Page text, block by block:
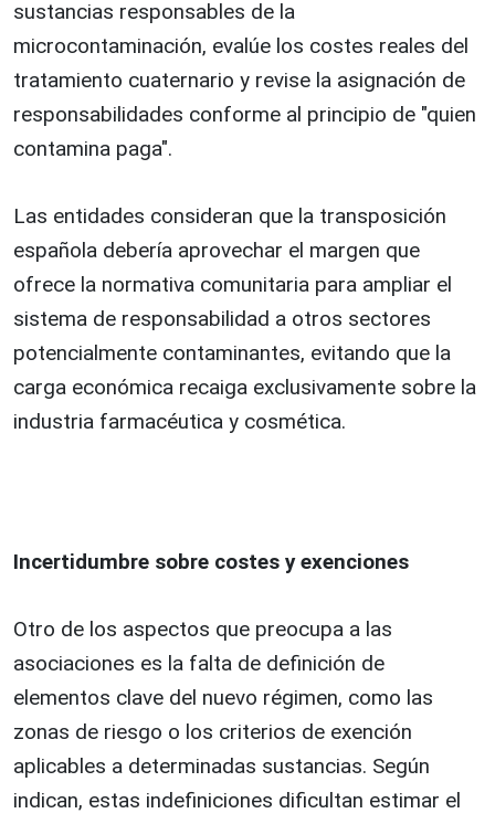
sustancias responsables de la
microcontaminación, evalúe los costes reales del
tratamiento cuaternario y revise la asignación de
responsabilidades conforme al principio de "quien
contamina paga".
Las entidades consideran que la transposición
española debería aprovechar el margen que
ofrece la normativa comunitaria para ampliar el
sistema de responsabilidad a otros sectores
potencialmente contaminantes, evitando que la
carga económica recaiga exclusivamente sobre la
industria farmacéutica y cosmética.
Incertidumbre sobre costes y exenciones
Otro de los aspectos que preocupa a las
asociaciones es la falta de definición de
elementos clave del nuevo régimen, como las
zonas de riesgo o los criterios de exención
aplicables a determinadas sustancias. Según
indican, estas indefiniciones dificultan estimar el